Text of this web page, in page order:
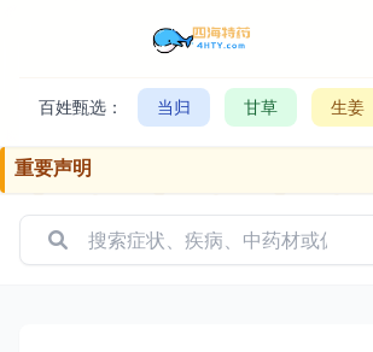
百姓甄选： 当归 甘草 生姜
重要声明